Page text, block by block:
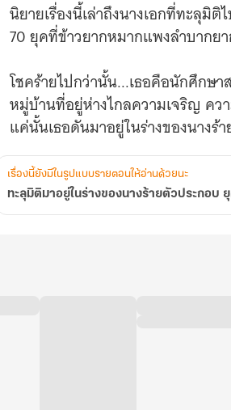
นิยายเรื่องนี้เล่าถึงนางเอกที่ทะลุมิ
70 ยุคที่ข้าวยากหมากแพงลำบากย
โชคร้ายไปกว่านั้น...เธอคือนักศึก
หมู่บ้านที่อยู่ห่างไกลความเจริญ คว
แค่นั้นเธอดันมาอยู่ในร่างของนางร้
นางร้ายตัวประกอบที่อยากจะร่ำร
นางเอกในเรื่องก็ย้อนเวลากลับมา
นอกจากนี้เธอยังต้องสอบเข้ามหา
เรื่องนี้ยังมีในรูปแบบรายตอนให้อ่านด้วยนะ
ทะลุมิติมาอยู่ในร่างของนางร้ายตัวประกอบ